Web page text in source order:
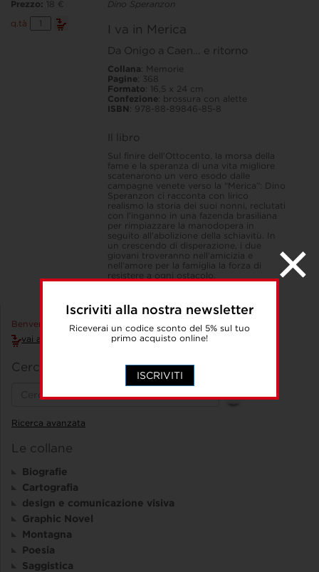
Iscriviti alla nostra newsletter
Riceverai un codice sconto del 5% sul tuo
primo acquisto online!
ISCRIVITI
Dino Speranzon
I va in Merica
Da Onigo a Caen… e ritorno
Collana: Memorie
Pagine: 368
Formato: 16,5 x 24 cm
Confezione: brossura con alette
ISBN : 978-88-89846-85-8
Il libro
Sul finire dell’Ottocento, la morsa della
fame e la speranza di una vita migliore
scatenarono un vero esodo dalle
campagne venete verso la “Merica”: Dino
Speranzon ci racconta con lirico
realismo la storia dei suoi nonni, reclutati
con l’inganno in una fazenda brasiliana
per rimpiazzare la manodopera in
seguito all’abolizione della schiavitù. In
un crescendo di disperazione, i due
giovani troveranno nell’amicizia e
nell’amore per la famiglia la forza di
resistere a ogni ostacolo.
Prezzo: 18 €
q.tà
va
Benvenuto Accedi!
vai al carrello
Cerca un libro
Ricerca avanzata
Le collane
Biografie
Cartografia
design e comunicazione visiva
Graphic Novel
Montagna
Poesia
Saggistica